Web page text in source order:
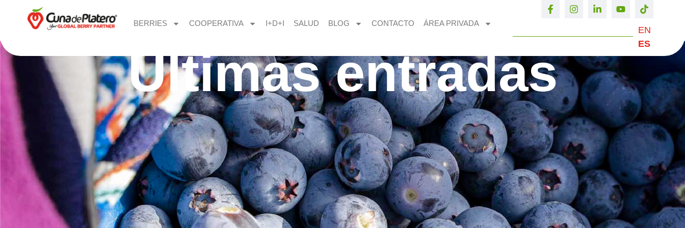
BERRIES COOPERATIVA I+D+I SALUD BLOG CONTACTO ÁREA PRIVADA
EN
ES
Últimas entradas